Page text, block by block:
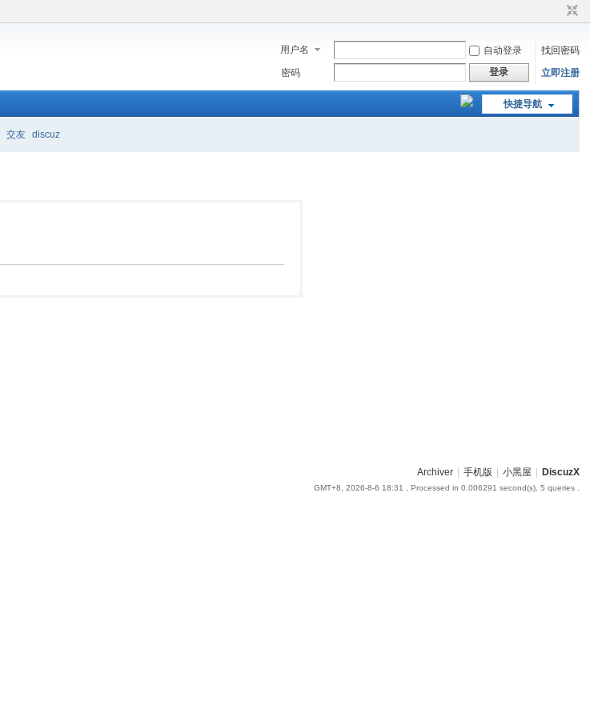
用户名 自动登录
找回密码
密码
登录 立即注册
快捷导航
交友 discuz
Archiver 手机版 小黑屋 DiscuzX
GMT+8, 2026-8-6 18:31 , Processed in 0.006291 second(s), 5 queries .